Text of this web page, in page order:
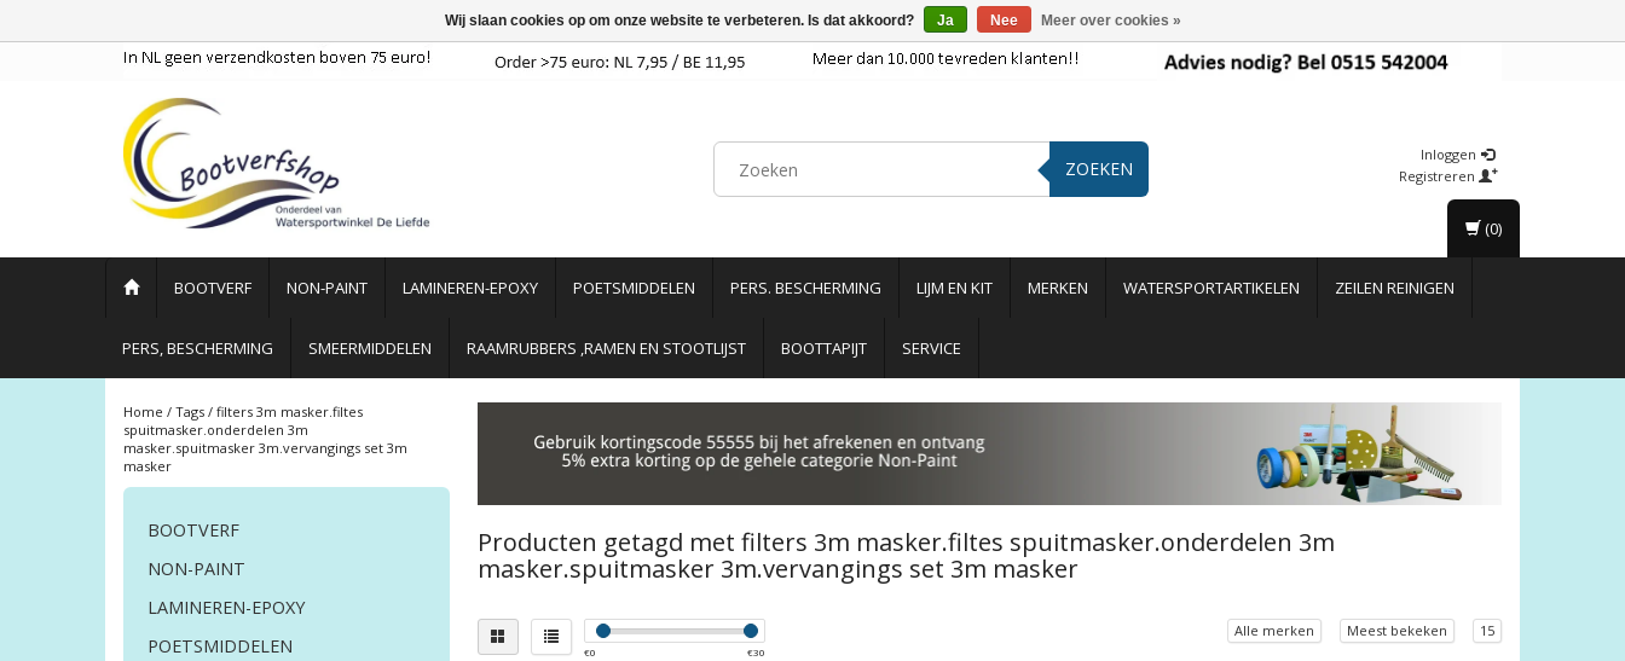
ZOEKEN
Inloggen
Registreren
BOOTVERF NON-PAINT LAMINEREN-EPOXY POETSMIDDELEN PERS. BESCHERMING LIJM EN KIT MERKEN WATERSPORTARTIKELEN ZEILEN REINIGEN
PERS, BESCHERMING SMEERMIDDELEN RAAMRUBBERS ,RAMEN EN STOOTLIJST BOOTTAPIJT SERVICE
(0)
Home / Tags / filters 3m masker.filtes
spuitmasker.onderdelen 3m
masker.spuitmasker 3m.vervangings set 3m
masker
BOOTVERF
NON-PAINT
LAMINEREN-EPOXY
POETSMIDDELEN
Producten getagd met filters 3m masker.filtes spuitmasker.onderdelen 3m
masker.spuitmasker 3m.vervangings set 3m masker
€0 €30
Alle merken Meest bekeken 15
Wij slaan cookies op om onze website te verbeteren. Is dat akkoord? Ja Nee Meer over cookies »